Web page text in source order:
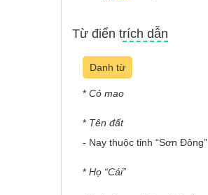
Từ điển trích dẫn
Danh từ
* Cỏ mao
* Tên đất
- Nay thuộc tỉnh “Sơn Đông”
* Họ “Cái”